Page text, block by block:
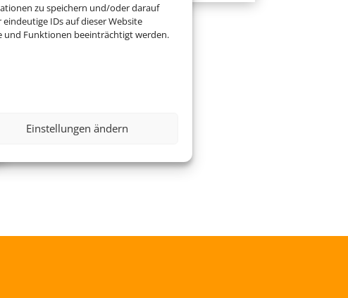
zu speichern und/oder darauf
IDs auf dieser Website
und Funktionen beeinträchtigt werden.
Einstellungen ändern